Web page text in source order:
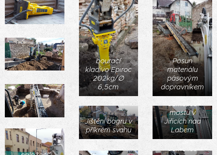
bourací
kladivo Epiroc
202kg/∅
6,5cm
Posun
materiálu
pásovým
dopravníkem
Jištění bagru v
příkrém svahu
demolice
mostu v
Jiřicích nad
Labem
demolice